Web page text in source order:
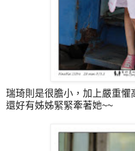
瑞琦則是很膽小，加上嚴重懼
還好有姊姊緊緊牽著她~~